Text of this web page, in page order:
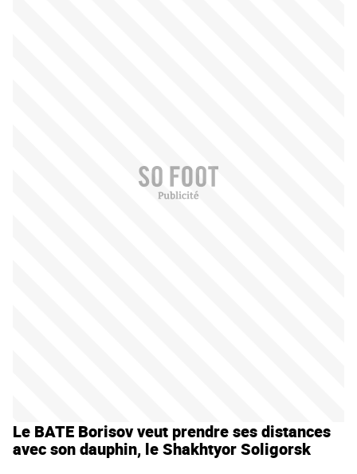
Le BATE Borisov veut prendre ses distances
avec son dauphin, le Shakhtyor Soligorsk